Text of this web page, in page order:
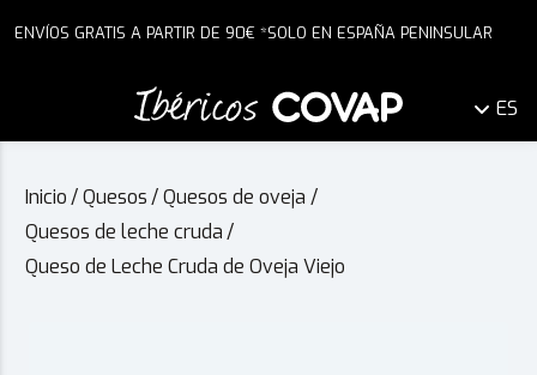
ENVÍOS GRATIS A PARTIR DE 90€ *SOLO EN ESPAÑA PENINSULAR
ES
Inicio /Quesos /Quesos de oveja /
Quesos de leche cruda /
Queso de Leche Cruda de Oveja Viejo